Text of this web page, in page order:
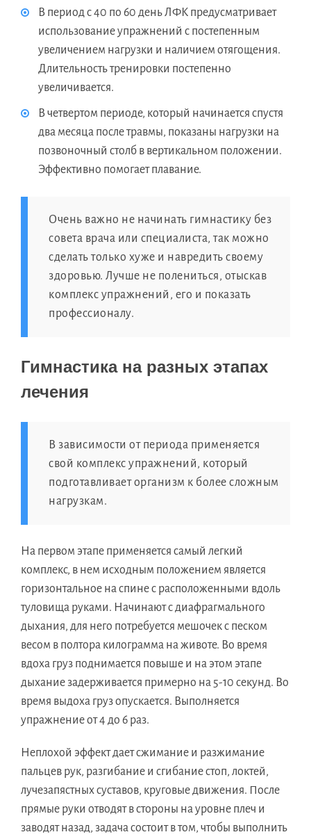
В период с 40 по 60 день ЛФК предусматривает
использование упражнений с постепенным
увеличением нагрузки и наличием отягощения.
Длительность тренировки постепенно
увеличивается.
В четвертом периоде, который начинается спустя
два месяца после травмы, показаны нагрузки на
позвоночный столб в вертикальном положении.
Эффективно помогает плавание.
Очень важно не начинать гимнастику без
совета врача или специалиста, так можно
сделать только хуже и навредить своему
здоровью. Лучше не полениться, отыскав
комплекс упражнений, его и показать
профессионалу.
Гимнастика на разных этапах
лечения
В зависимости от периода применяется
свой комплекс упражнений, который
подготавливает организм к более сложным
нагрузкам.
На первом этапе применяется самый легкий
комплекс, в нем исходным положением является
горизонтальное на спине с расположенными вдоль
туловища руками. Начинают с диафрагмального
дыхания, для него потребуется мешочек с песком
весом в полтора килограмма на животе. Во время
вдоха груз поднимается повыше и на этом этапе
дыхание задерживается примерно на 5-10 секунд. Во
время выдоха груз опускается. Выполняется
упражнение от 4 до 6 раз.
Неплохой эффект дает сжимание и разжимание
пальцев рук, разгибание и сгибание стоп, локтей,
лучезапястных суставов, круговые движения. После
прямые руки отводят в стороны на уровне плеч и
заводят назад, задача состоит в том, чтобы выполнить